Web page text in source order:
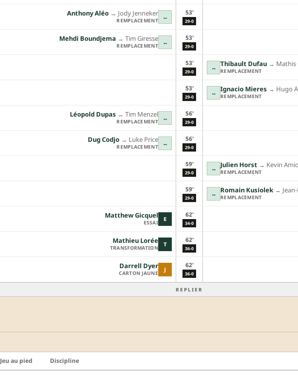
↔
Anthony Aléo →︎ Jody Jenneker
REMPLACEMENT
53'
29-0
↔
Mehdi Boundjema →︎ Tim Giresse
REMPLACEMENT
53'
29-0
53'
29-0
↔ Thibault Dufau →︎ Mathis
REMPLACEMENT
53'
29-0
↔ Ignacio Mieres →︎ Hugo
REMPLACEMENT
↔
Léopold Dupas →︎ Tim Menzel
REMPLACEMENT
56'
29-0
↔
Dug Codjo →︎ Luke Price
REMPLACEMENT
56'
29-0
59'
29-0
↔ Julien Horst →︎ Kevin
REMPLACEMENT
59'
29-0
↔ Romain Kusiolek →︎
REMPLACEMENT
E
Matthew Gicquel
ESSAI
62'
34-0
T
Mathieu Lorée
TRANSFORMATION
62'
36-0
J
Darrell Dyer
CARTON JAUNE
62'
36-0
REPLIER
Jeu au pied Discipline